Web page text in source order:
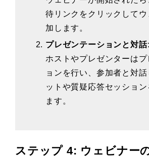
待リンクをクリックして
加します。
プレゼンテーションと対話:
ホストやプレゼンターは
ョンを行い、参加者と対
ットや質疑応答セッショ
ます。
ステップ 4: ウェビナー